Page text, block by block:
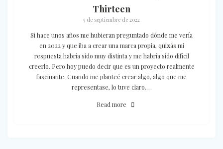
Thirteen
5 de septiembre de 2022
Si hace unos años me hubieran preguntado dónde me vería
en 2022 y que iba a crear una marca propia, quizás mi
respuesta habría sido muy distinta y me habría sido difícil
creerlo. Pero hoy puedo decir que es un proyecto realmente
fascinante. Cuando me planteé crear algo, algo que me
representase, lo tuve claro.…
Read more